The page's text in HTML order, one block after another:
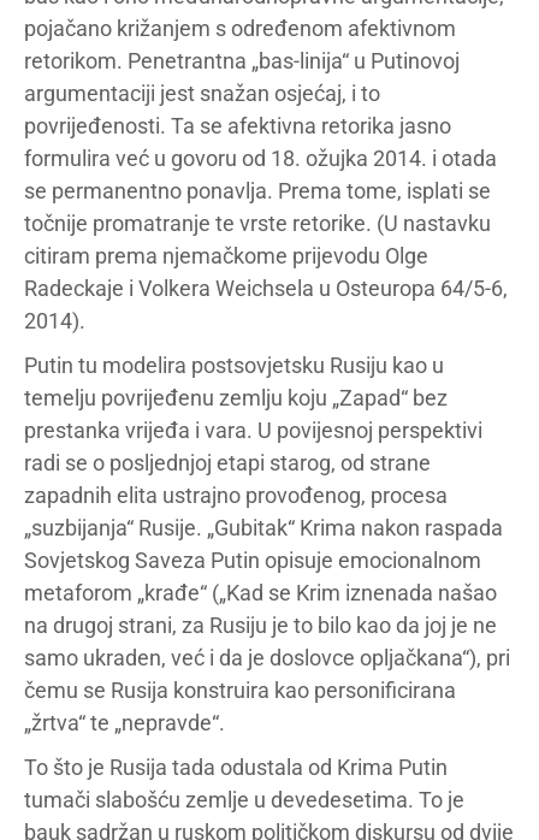
pojačano križanjem s određenom afektivnom
retorikom. Penetrantna „bas-linija“ u Putinovoj
argumentaciji jest snažan osjećaj, i to
povrijeđenosti. Ta se afektivna retorika jasno
formulira već u govoru od 18. ožujka 2014. i otada
se permanentno ponavlja. Prema tome, isplati se
točnije promatranje te vrste retorike. (U nastavku
citiram prema njemačkome prijevodu Olge
Radeckaje i Volkera Weichsela u Osteuropa 64/5-6,
2014).
Putin tu modelira postsovjetsku Rusiju kao u
temelju povrijeđenu zemlju koju „Zapad“ bez
prestanka vrijeđa i vara. U povijesnoj perspektivi
radi se o posljednjoj etapi starog, od strane
zapadnih elita ustrajno provođenog, procesa
„suzbijanja“ Rusije. „Gubitak“ Krima nakon raspada
Sovjetskog Saveza Putin opisuje emocionalnom
metaforom „krađe“ („Kad se Krim iznenada našao
na drugoj strani, za Rusiju je to bilo kao da joj je ne
samo ukraden, već i da je doslovce opljačkana“), pri
čemu se Rusija konstruira kao personificirana
„žrtva“ te „nepravde“.
To što je Rusija tada odustala od Krima Putin
tumači slabošću zemlje u devedesetima. To je
bauk sadržan u ruskom političkom diskursu od dvije